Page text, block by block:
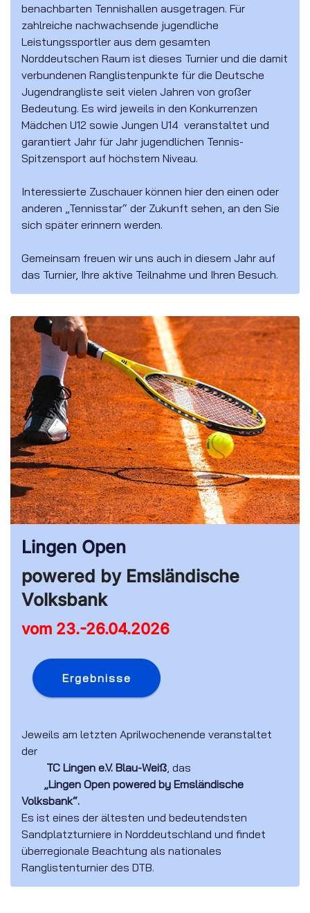
benachbarten Tennishallen ausgetragen. Für
zahlreiche nachwachsende jugendliche
Leistungssportler aus dem gesamten
Norddeutschen Raum ist dieses Turnier und die damit
verbundenen Ranglistenpunkte für die Deutsche
Jugendrangliste seit vielen Jahren von großer
Bedeutung. Es wird jeweils in den Konkurrenzen
Mädchen U12 sowie Jungen U14 veranstaltet und
garantiert Jahr für Jahr jugendlichen Tennis-
Spitzensport auf höchstem Niveau.
Interessierte Zuschauer können hier den einen oder
anderen „Tennisstar“ der Zukunft sehen, an den Sie
sich später erinnern werden.
Gemeinsam freuen wir uns auch in diesem Jahr auf
das Turnier, Ihre aktive Teilnahme und Ihren Besuch.
Lingen Open
powered by Emsländische
Volksbank
vom 23.-26.04.2026
Ergebnisse
Jeweils am letzten Aprilwochenende veranstaltet
der
TC Lingen e.V. Blau-Weiß, das
„Lingen Open powered by Emsländische
Volksbank“.
Es ist eines der ältesten und bedeutendsten
Sandplatzturniere in Norddeutschland und findet
überregionale Beachtung als nationales
Ranglistenturnier des DTB.